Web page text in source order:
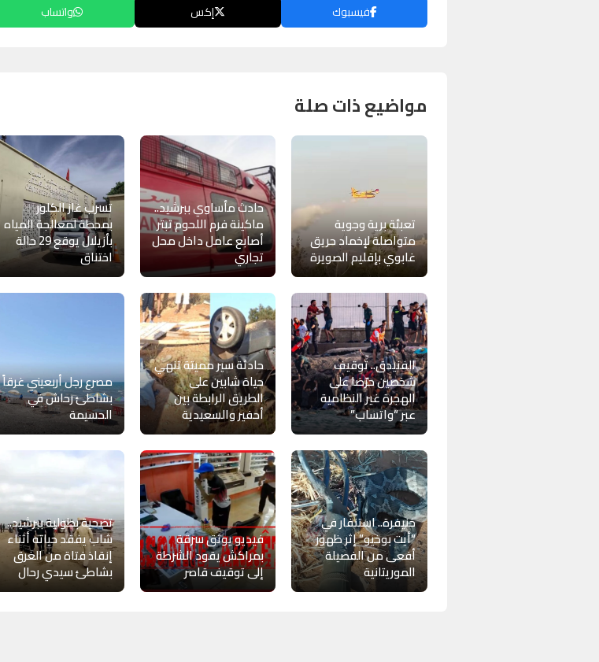
فيسبوك إكس واتساب
مواضيع ذات صلة
تعبئة برية وجوية
متواصلة لإخماد حريق
غابوي بإقليم الصويرة
حادث مأساوي ببرشيد..
ماكينة فرم اللحوم تبتر
أصابع عامل داخل محل
تجاري
تسرب غاز الكلور
بمحطة لمعالجة المياه
بأزيلال يوقع 29 حالة
اختناق
الفنيدق.. توقيف
شخصين حرّضا على
الهجرة غير النظامية
عبر “واتساب”
حادثة سير مميتة تنهي
حياة شابين على
الطريق الرابطة بين
أحفير والسعيدية
مصرع رجل أربعيني غرقاً
بشاطئ رحاش في
الحسيمة
خنيفرة.. استنفار في
“أيت بوخيو” إثر ظهور
أفعى من الفصيلة
الموريتانية
فيديو يوثق سرقة
بمراكش يقود الشرطة
إلى توقيف قاصر
تضحية بطولية ببرشيد..
شاب يفقد حياته أثناء
إنقاذ فتاة من الغرق
بشاطئ سيدي رحال